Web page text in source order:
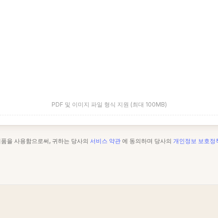
PDF 및 이미지 파일 형식 지원 (최대 100MB)
을 사용함으로써, 귀하는 당사의 서비스 약관 에 동의하며 당사의 개인정보 보호정